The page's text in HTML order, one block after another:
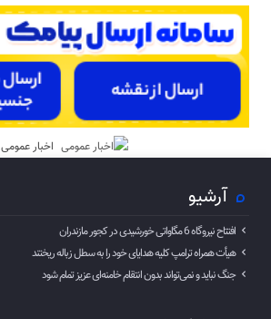
اخبار عمومی
آرشیو
افتتاح نیروگاه 6 مگاواتی خورشیدی در کجور مازندران
هیأت همراه ترامپ کلیه هدایای خود را به سطل زباله ریختند
جنگ نباید و نمی‌تواند بدون انتقام خامنه‌ای عزیز تمام شود